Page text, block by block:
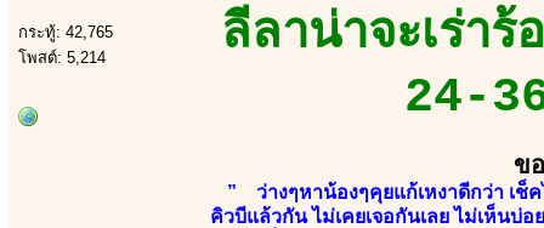
กระทู้: 42,765
โพสต์: 5,214
ลีลาน่าจะเร่า
24-
ข
” ว่างๆหาน้องๆคุยแก้เหงาดีกว่า เช็
คิวบีแล้วกัน ไม่เคยเจอกันเลย ไม่เห็นบ่อ